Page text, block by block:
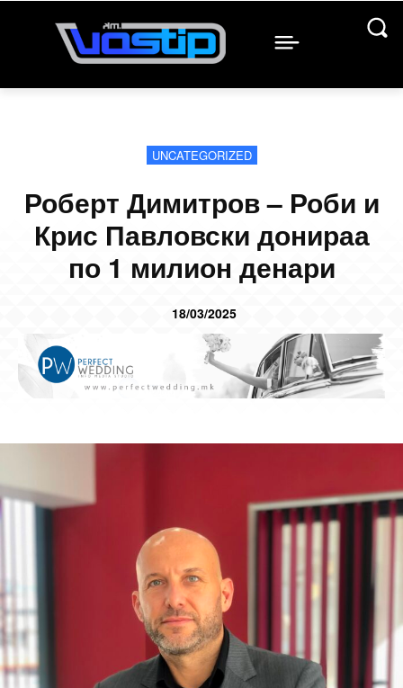
UNCATEGORIZED
Роберт Димитров – Роби и
Крис Павловски донираа
по 1 милион денари
18/03/2025